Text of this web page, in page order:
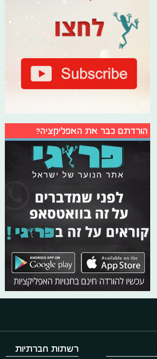
הורדתם כבר את האפליקציה?
רשתות חברתיות